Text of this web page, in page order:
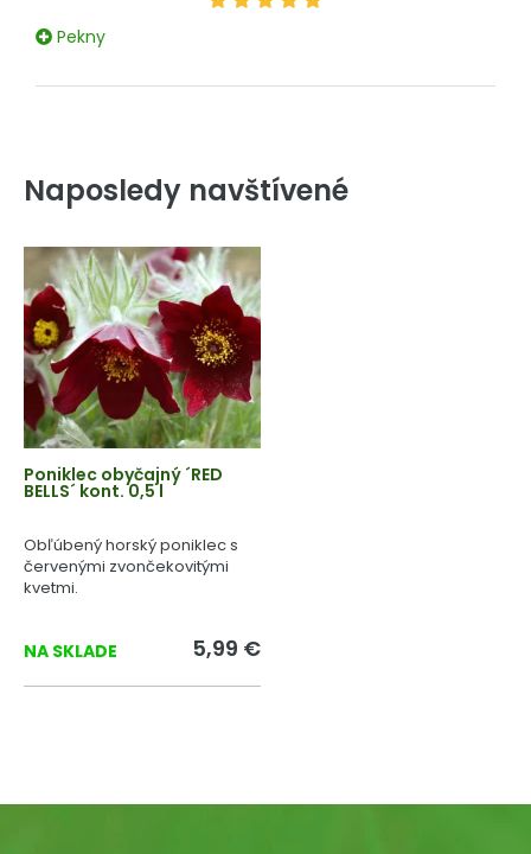
Pekny
Naposledy navštívené
Poniklec obyčajný ´RED
BELLS´ kont. 0,5 l
Obľúbený horský poniklec s
červenými zvončekovitými
kvetmi.
NA SKLADE 5,99 €